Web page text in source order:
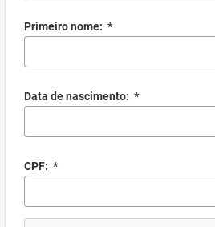
Primeiro nome: *
Data de nascimento: *
CPF: *